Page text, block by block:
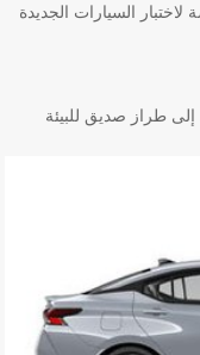
لاختبار السيارات الجديدة
طراز صديق للبيئة